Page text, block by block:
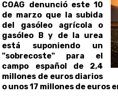
COAG denunció este 10
de marzo que la subida
del gasóleo agrícola o
gasóleo B y de la urea
está suponiendo un
"sobrecoste" para el
campo español de 2,4
millones de euros diarios
o unos 17 millones de euros